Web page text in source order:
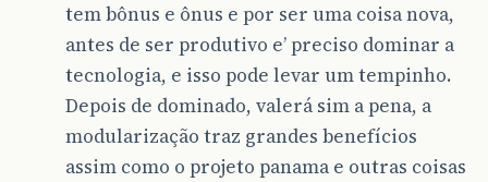
tem bônus e ônus e por ser uma coisa nova,
antes de ser produtivo e’ preciso dominar a
tecnologia, e isso pode levar um tempinho.
Depois de dominado, valerá sim a pena, a
modularização traz grandes benefícios
assim como o projeto panama e outras coisas